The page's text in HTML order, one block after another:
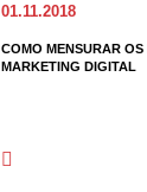
01.11.2018
COMO MENSURAR OS
MARKETING DIGITAL